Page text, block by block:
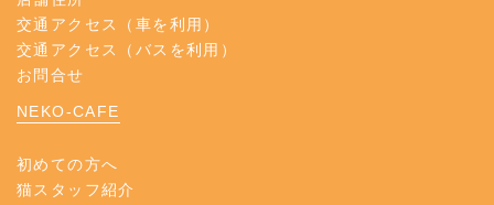
交通アクセス（車を利用）
交通アクセス（バスを利用）
お問合せ
NEKO-CAFE
初めての方へ
猫スタッフ紹介